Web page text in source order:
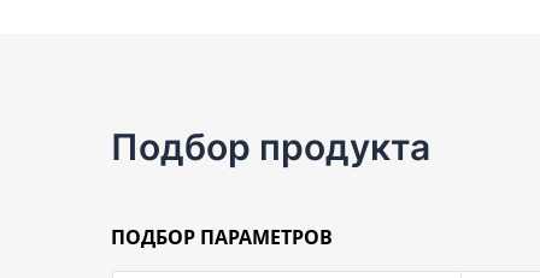
Подбор продукта
ПОДБОР ПАРАМЕТРОВ